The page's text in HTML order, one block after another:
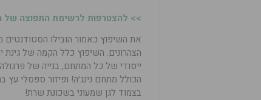
>> להצטרפות לרשימת התפוצה של
את השיפוץ כאמור הובילו
הצהרונים. השיפוץ כלל הקמה של גינת
ייסודי של כל המתחם, בנייה של
הכולל מתחם נינג׳ה! ופיזור ספסלי עץ
בצמוד לגן שמעוני בשכונת שרת!